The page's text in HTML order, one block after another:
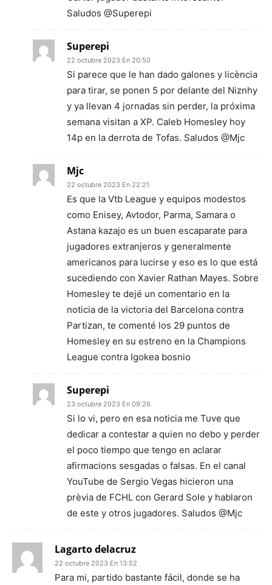
Saludos @Superepi
Superepi
22 octubre 2023 En 20:50
Si parece que le han dado galones y licència
para tirar, se ponen 5 por delante del Niznhy
y ya llevan 4 jornadas sin perder, la próxima
semana visitan a XP. Caleb Homesley hoy
14p en la derrota de Tofas. Saludos @Mjc
Mjc
22 octubre 2023 En 22:21
Es que la Vtb League y equipos modestos
como Enisey, Avtodor, Parma, Samara o
Astana kazajo es un buen escaparate para
jugadores extranjeros y generalmente
americanos para lucirse y eso es lo que está
sucediendo con Xavier Rathan Mayes. Sobre
Homesley te dejé un comentario en la
noticia de la victoria del Barcelona contra
Partizan, te comenté los 29 puntos de
Homesley en su estreno en la Champions
League contra Igokea bosnio
Superepi
23 octubre 2023 En 09:26
Si lo vi, pero en esa noticia me Tuve que
dedicar a contestar a quien no debo y perder
el poco tiempo que tengo en aclarar
afirmacions sesgadas o falsas. En el canal
YouTube de Sergio Vegas hicieron una
prèvia de FCHL con Gerard Sole y hablaron
de este y otros jugadores. Saludos @Mjc
Lagarto delacruz
22 octubre 2023 En 13:52
Para mi, partido bastante fácil, donde se ha